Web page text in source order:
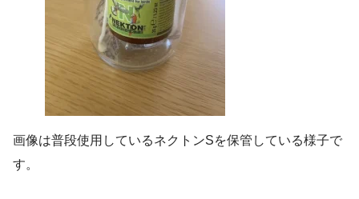
画像は普段使用しているネクトンSを保管している様子で
す。